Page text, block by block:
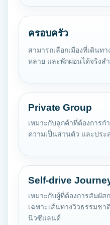
ครอบครัว
สามารถเลือกเมืองที่เดินท
หลาย และพักผ่อนได้จริงส
Private Group
เหมาะกับลูกค้าที่ต้องการก
ความเป็นส่วนตัว และปร
Self-drive
เหมาะกับผู้ที่ต้องการสัมผัส
เฉพาะเส้นทางวิวธรรมชา
นิวซีแลนด์